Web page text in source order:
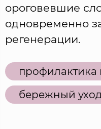
ороговевшие
одновременно
регенерации.
бережный